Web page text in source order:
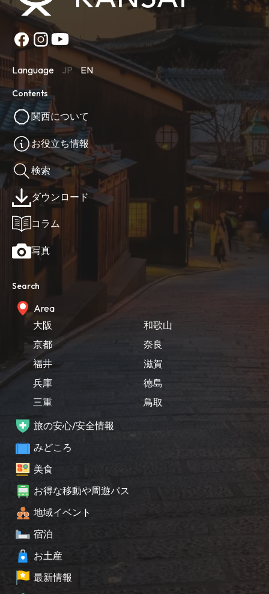
Language JP EN
Contents
関西について
お役立ち情報
検索
ダウンロード
コラム
写真
Search
Area
大阪
京都
福井
兵庫
三重
和歌山
奈良
滋賀
徳島
鳥取
旅の安心/安全情報
みどころ
美食
お得な移動や周遊パス
地域イベント
宿泊
お土産
最新情報